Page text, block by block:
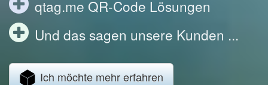
qtag.me QR-Code Lösungen
Und das sagen unsere Kunden ...
Ich möchte mehr erfahren